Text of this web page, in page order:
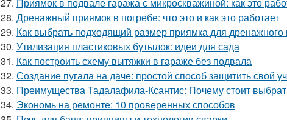
28. Дренажный приямок в погребе: что это и как это работает
29. Как выбрать подходящий размер приямка для дренажного
30. Утилизация пластиковых бутылок: идеи для сада
31. Как построить схему вытяжки в гараже без подвала
32. Создание пугала на даче: простой способ защитить свой
33. Преимущества Тадалафила-Ксантис: Почему стоит
34. Экономь на ремонте: 10 проверенных способов